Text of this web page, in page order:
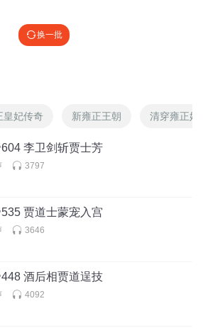
换一批
皇妃传奇 新雍正王朝 清穿雍正嫡
李卫剑斩贾士芳
3797
贾道士蒙宠入宫
3646
酒后相贾道逞技
4092